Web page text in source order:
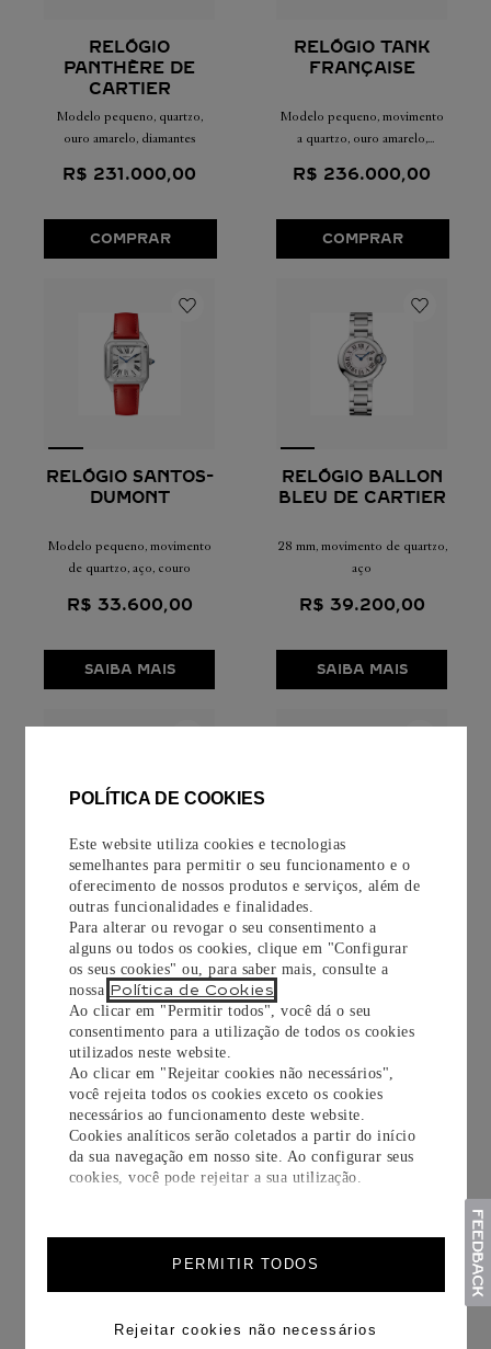
POLÍTICA DE COOKIES
Este website utiliza cookies e tecnologias
semelhantes para permitir o seu funcionamento e o
oferecimento de nossos produtos e serviços, além de
outras funcionalidades e finalidades.
Para alterar ou revogar o seu consentimento a
alguns ou todos os cookies, clique em "Configurar
os seus cookies" ou, para saber mais, consulte a
nossa Política de Cookies
Ao clicar em "Permitir todos", você dá o seu
consentimento para a utilização de todos os cookies
utilizados neste website.
Ao clicar em "Rejeitar cookies não necessários",
você rejeita todos os cookies exceto os cookies
necessários ao funcionamento deste website.
Cookies analíticos serão coletados a partir do início
da sua navegação em nosso site. Ao configurar seus
cookies, você pode rejeitar a sua utilização.
PERMITIR TODOS
Rejeitar cookies não necessários
RELÓGIO
PANTHÈRE DE
CARTIER
Modelo pequeno, quartzo,
ouro amarelo, diamantes
R$ 231.000,00
COMPRAR
RELÓGIO TANK
FRANÇAISE
Modelo pequeno, movimento
a quartzo, ouro amarelo,
R$ 236.000,00
COMPRAR
RELÓGIO SANTOS-
DUMONT
Modelo pequeno, movimento
de quartzo, aço, couro
R$ 33.600,00
SAIBA MAIS
RELÓGIO BALLON
BLEU DE CARTIER
28 mm, movimento de quartzo,
aço
R$ 39.200,00
SAIBA MAIS
RELÓGIO BALLON
BLEU DE CARTIER
33 mm, movimento mecânico
automático, aço
R$ 47.900, 00
SAIBA MAIS
BAIGNOIRE
Modelo mini, movimento de
R$ 63.500,00
SAIBA MAIS
RELÓGIO TANK
RELÓGIO TANK